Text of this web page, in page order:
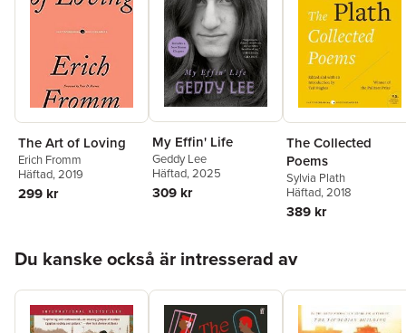
The Art of Loving
Erich Fromm
Häftad, 2019
299 kr
My Effin' Life
Geddy Lee
Häftad, 2025
309 kr
The Collected
Poems
Sylvia Plath
Häftad, 2018
389 kr
Du kanske också är intresserad av